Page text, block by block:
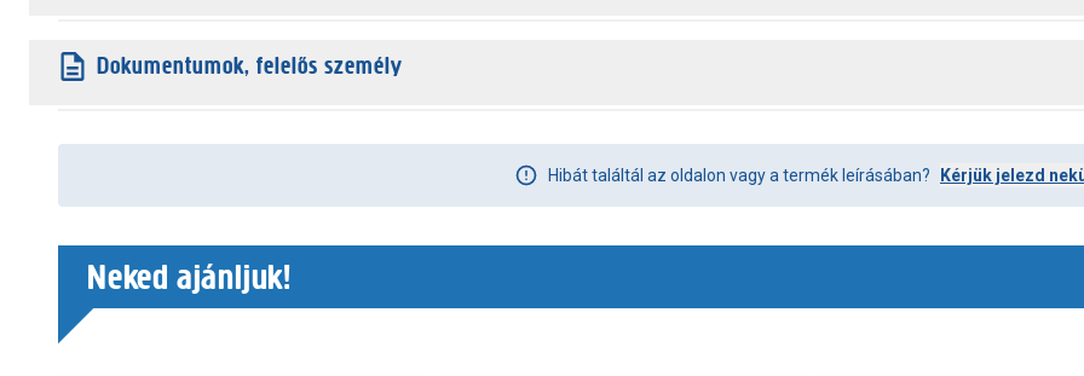
Dokumentumok, felelős személy
Hibát találtál az oldalon vagy a termék leírásában? Kérjük jelezd
Neked ajánljuk!